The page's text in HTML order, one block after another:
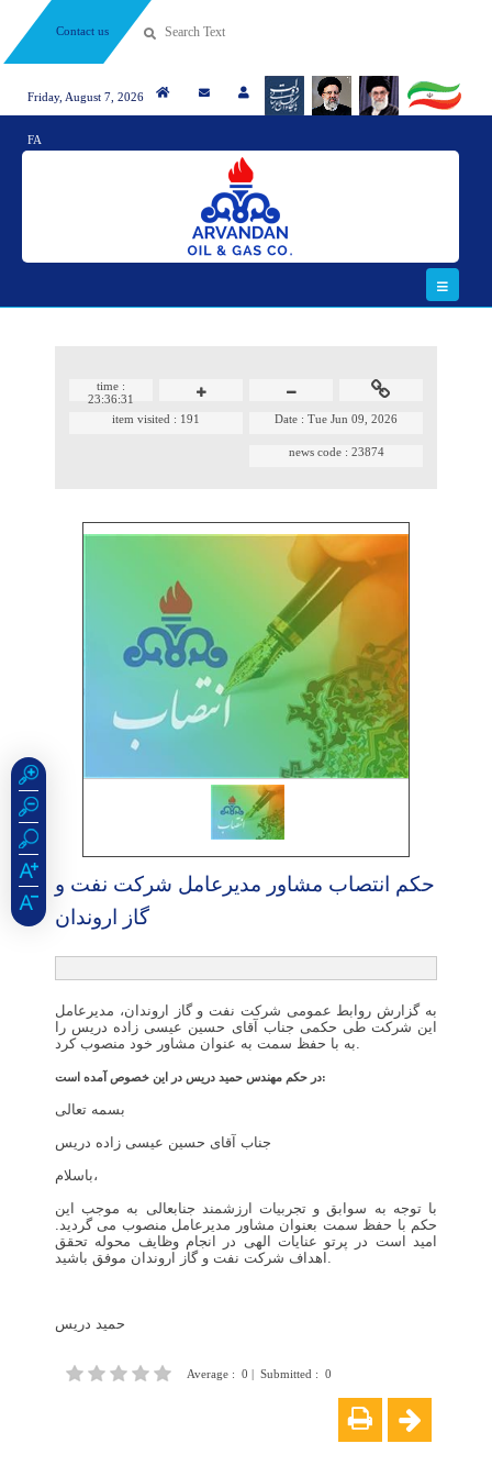
Contact us
Friday, August 7, 2026
FA
time :
23:36:31
Date :Tue Jun 09, 2026
item visited : 191
news code : 23874
حكم انتصاب مشاور مدیرعامل شركت نفت و
گاز اروندان
به گزارش روابط عمومی شرکت نفت و گاز اروندان، مدیرعامل
این شرکت طی حکمی جناب آقای حسین عیسی زاده دریس را
به با حفظ سمت به عنوان مشاور خود منصوب کرد.
در حکم مهندس حمید دریس در این خصوص آمده است:
بسمه تعالی
جناب آقای حسین عیسی زاده دریس
باسلام،
با توجه به سوابق و تجربیات ارزشمند جنابعالی به موجب این
حکم با حفظ سمت بعنوان مشاور مدیرعامل منصوب می گردید.
امید است در پرتو عنایات الهی در انجام وظایف محوله تحقق
اهداف شرکت نفت و گاز اروندان موفق باشید.
حمید دریس
Average : 0 | Submitted : 0